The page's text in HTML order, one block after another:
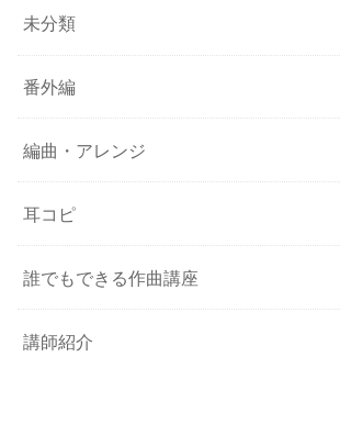
未分類
番外編
編曲・アレンジ
耳コピ
誰でもできる作曲講座
講師紹介